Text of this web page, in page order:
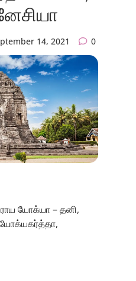
14, 2021 0
யோக்யா – தனி,